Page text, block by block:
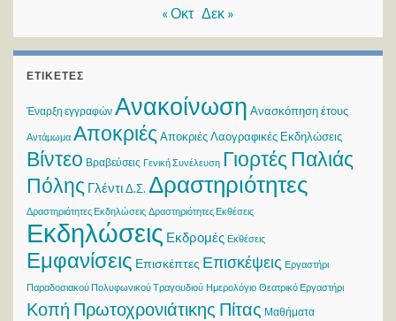
« Οκτ Δεκ »
ΕΤΙΚΈΤΕΣ
Έναρξη εγγραφών Ανακοίνωση Ανασκόπηση έτους
Αντάμωμα Αποκριές Αποκριές Λαογραφικές Εκδηλώσεις
Βίντεο Βραβεύσεις Γενική Συνέλευση Γιορτές Παλιάς
Πόλης ΓλέντιΔ.Σ. Δραστηριότητες
Δραστηριότητες Εκδηλώσεις Δραστηριότητες Εκθέσεις
Εκδηλώσεις Εκδρομές Εκθέσεις
Εμφανίσεις Επισκέπτες Επισκέψεις Εργαστήρι
Παραδοσιακού Πολυφωνικού Τραγουδιού Ημερολόγιο Θεατρικό Εργαστήρι
Κοπή Πρωτοχρονιάτικης Πίτας Μαθήματα